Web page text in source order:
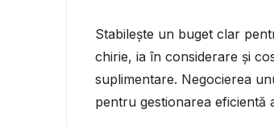
Stabilește un buget clar
chirie, ia în considerare și
suplimentare. Negocierea
pentru gestionarea eficientă